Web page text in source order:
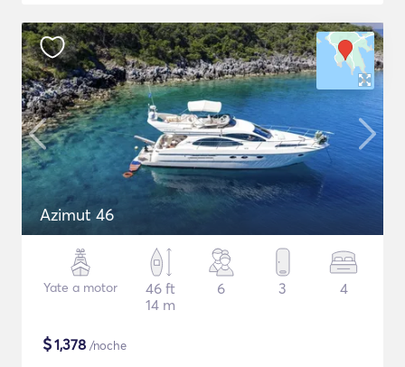
Azimut 46
Yate a motor
46 ft
14 m
6 3 4
$1,378 /noche